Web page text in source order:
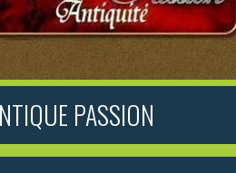
PASSION